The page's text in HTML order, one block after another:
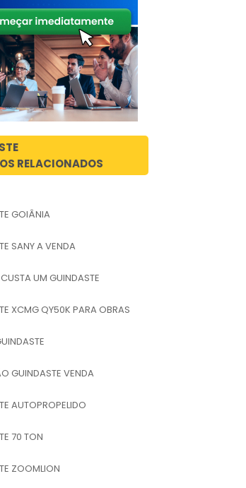
RELACIONADOS
GOIÂNIA
SANY A VENDA
UM GUINDASTE
XCMG QY50K PARA OBRAS
GUINDASTE VENDA
AUTOPROPELIDO
70 TON
ZOOMLION